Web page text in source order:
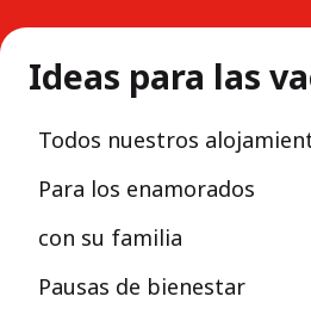
Ideas para las
Todos nuestros
Para los enamorados
con su familia
Pausas de bienestar